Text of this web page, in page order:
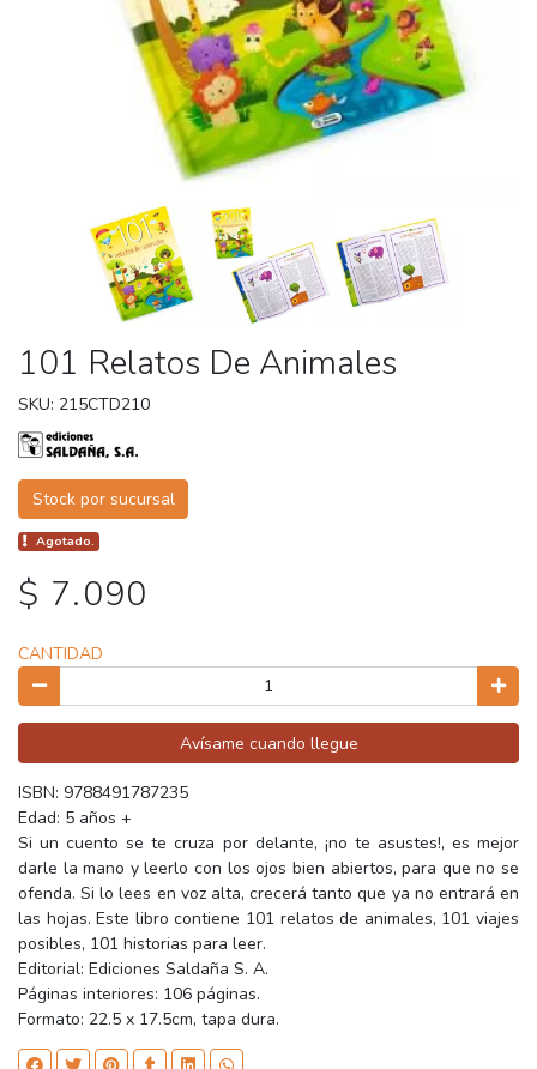
101 Relatos De Animales
SKU: 215CTD210
Stock por sucursal
Agotado.
$ 7.090
CANTIDAD
Avísame cuando llegue
ISBN: 9788491787235
Edad: 5 años +
Si un cuento se te cruza por delante, ¡no te asustes!, es mejor
darle la mano y leerlo con los ojos bien abiertos, para que no se
ofenda. Si lo lees en voz alta, crecerá tanto que ya no entrará en
las hojas. Este libro contiene 101 relatos de animales, 101 viajes
posibles, 101 historias para leer.
Editorial: Ediciones Saldaña S. A.
Páginas interiores: 106 páginas.
Formato: 22.5 x 17.5cm, tapa dura.